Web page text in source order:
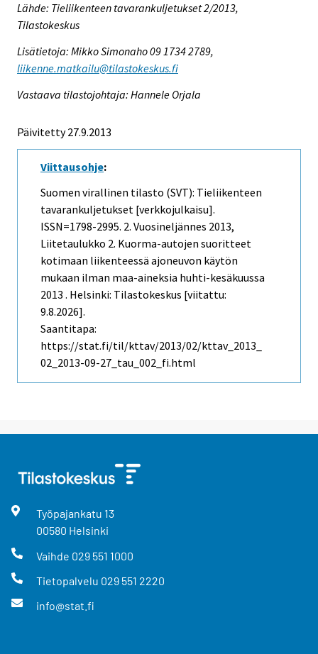
Lähde: Tieliikenteen tavarankuljetukset 2/2013,
Tilastokeskus
Lisätietoja: Mikko Simonaho 09 1734 2789,
liikenne.matkailu@tilastokeskus.fi
Vastaava tilastojohtaja: Hannele Orjala
Päivitetty 27.9.2013
Viittausohje:
Suomen virallinen tilasto (SVT): Tieliikenteen
tavarankuljetukset [verkkojulkaisu].
ISSN=1798-2995. 2. Vuosineljännes 2013,
Liitetaulukko 2. Kuorma-autojen suoritteet
kotimaan liikenteessä ajoneuvon käytön
mukaan ilman maa-aineksia huhti-kesäkuussa
2013 . Helsinki: Tilastokeskus [viitattu:
9.8.2026].
Saantitapa:
https://stat.fi/til/kttav/2013/02/kttav_2013_
02_2013-09-27_tau_002_fi.html
Työpajankatu 13
00580 Helsinki
Vaihde 029 551 1000
Tietopalvelu 029 551 2220
info@stat.fi